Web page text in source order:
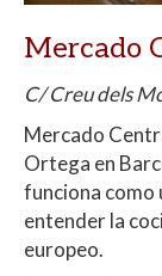
Mercado
C/ Creu dels
Mercado
Ortega en
funciona como
entender la
europeo.